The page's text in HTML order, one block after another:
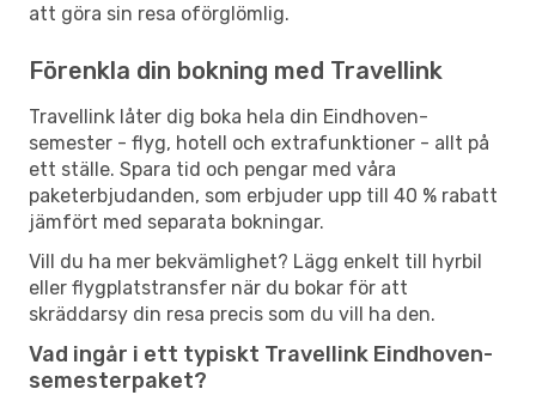
att göra sin resa oförglömlig.
Förenkla din bokning med Travellink
Travellink låter dig boka hela din Eindhoven-
semester - flyg, hotell och extrafunktioner - allt på
ett ställe. Spara tid och pengar med våra
paketerbjudanden, som erbjuder upp till 40 % rabatt
jämfört med separata bokningar.
Vill du ha mer bekvämlighet? Lägg enkelt till hyrbil
eller flygplatstransfer när du bokar för att
skräddarsy din resa precis som du vill ha den.
Vad ingår i ett typiskt Travellink Eindhoven-
semesterpaket?